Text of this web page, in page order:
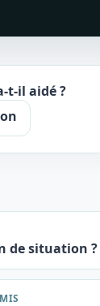
t-il aidé ?
de situation ?